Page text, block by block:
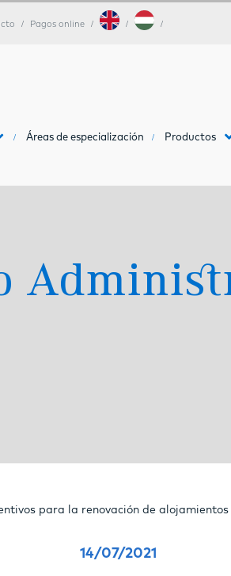
Pagos online
Áreas de especialización Productos
para la renovación de
14/07/2021